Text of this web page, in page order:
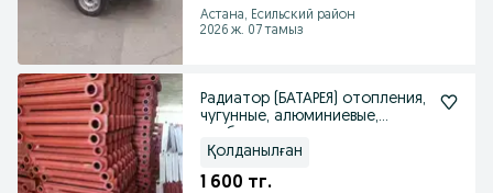
Астана, Есильский район
2026 ж. 07 тамыз
Радиатор (БАТАРЕЯ) отопления,
чугунные, алюминиевые,
Қолданылған
1 600 тг.